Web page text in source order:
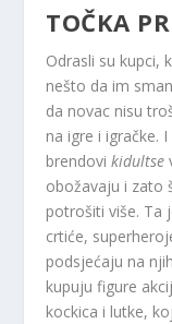
TOČKA
Odrasli su kupci,
nešto da im
da novac nisu
na igre i igračke.
brendovikidultse
obožavaju i zato
potrošiti više. Ta
crtiće,
podsjećaju na
kupuju figure
kockica i lutke,